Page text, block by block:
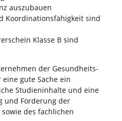
auszubauen
Koordinationsfähigkeit sind
Klasse B sind
der Gesundheits-
gute Sache ein
Studieninhalte und eine
und Förderung der
des fachlichen